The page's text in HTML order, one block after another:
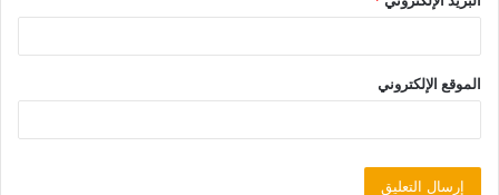
الموقع الإلكتروني